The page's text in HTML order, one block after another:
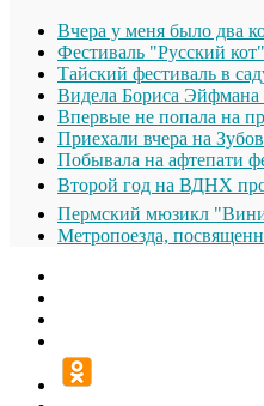
Вчера у меня было два
Фестиваль "Русский
Тайский фестиваль в
Видела Бориса
Впервые не попала на
Приехали вчера на
Побывала на афтепати
Второй год на ВДНХ
Пермский мюзикл
Метропоезда,